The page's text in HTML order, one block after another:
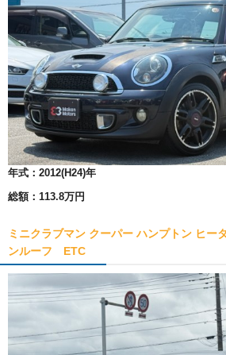
年式： 2012(H24)年
総額： 113.8万円
ミニクラブマン クーパー ハンプトン ヒ
ンルーフ ETC